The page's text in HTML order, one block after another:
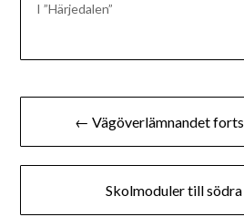
I ”Härjedalen”
Inläggsnavigering
← Vägöverlämnandet
Skolmoduler till